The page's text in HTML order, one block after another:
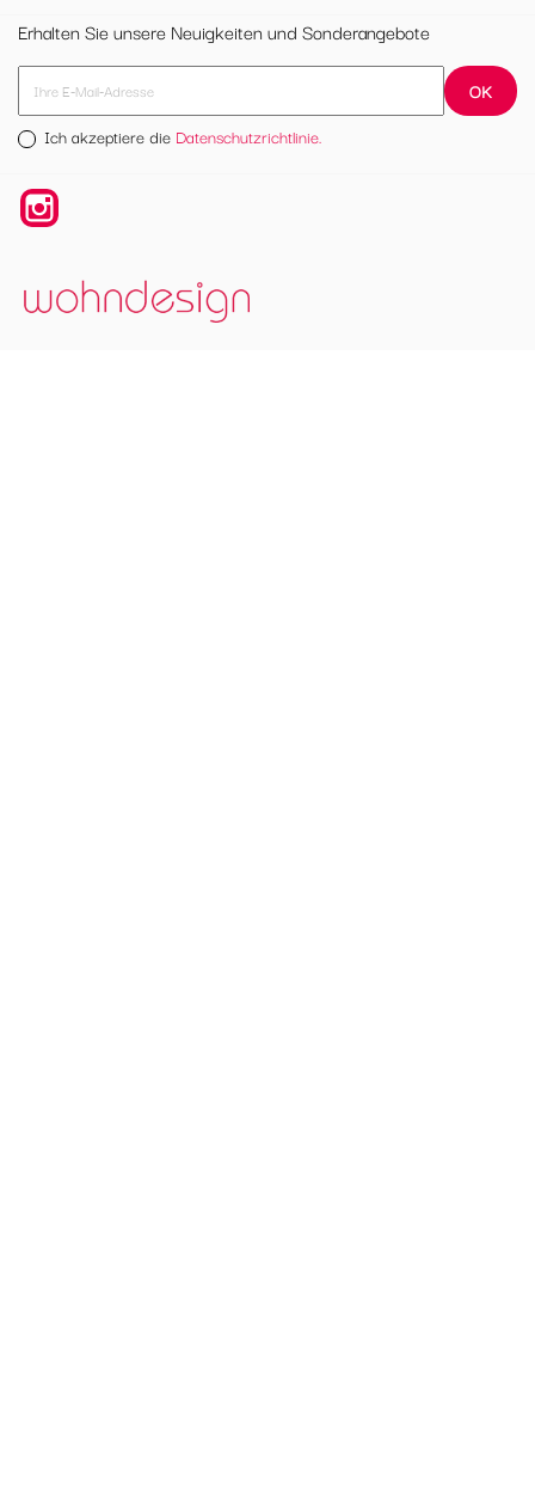
Erhalten Sie unsere Neuigkeiten und Sonderangebote
Ich akzeptiere die Datenschutzrichtlinie.